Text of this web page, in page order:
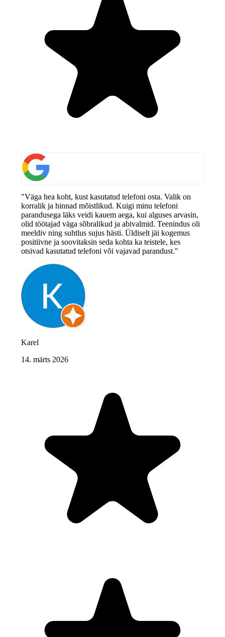
"Väga hea koht, kust kasutatud telefoni osta. Valik on
korralik ja hinnad mõistlikud. Kuigi minu telefoni
parandusega läks veidi kauem aega, kui alguses arvasin,
olid töötajad väga sõbralikud ja abivalmid. Teenindus oli
meeldiv ning suhtlus sujus hästi. Üldiselt jäi kogemus
positiivne ja soovitaksin seda kohta ka teistele, kes
otsivad kasutatud telefoni või vajavad parandust."
Karel
14. märts 2026